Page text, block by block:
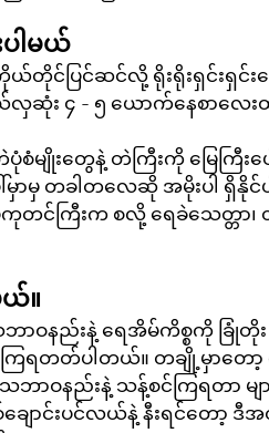
ါမယ်
င်ပြင်ဆင်လို့ ရိုးရိုးရှင်းရှင်းလ
၄ - ၅ ယောက်နေစာလေးထိပါပဲ
ပုံစံမျိုးတွေနဲ့ တဲကြီးကို မြေကြီ
ါ်မှာမှ တခါတလေဆို အမိုးပါ ရှိနို
င်ကြီးက စလို့ ရေခဲသေတ္တာ၊
ယ်။
ာဝနည်းနဲ့ ရေအိမ်ကိစ္စကို ခြုံတို
စွဲကြရတတ်ပါတယ်။ တချို့မှာတေ
ဝနည်းနဲ့ သန့်စင်ကြရတာ များ
ချောင်းပင်လယ်နဲ့ နီးရင်တော့